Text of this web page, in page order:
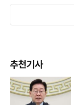
추천기사